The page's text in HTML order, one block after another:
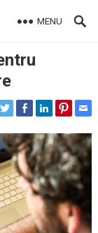
MENU